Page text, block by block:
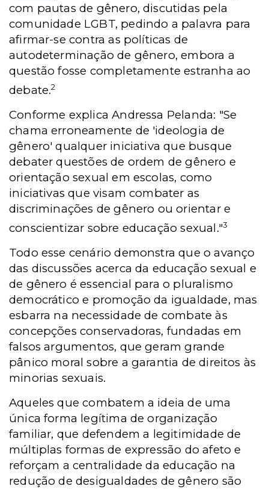
com pautas de gênero, discutidas pela
comunidade LGBT, pedindo a palavra para
afirmar-se contra as políticas de
autodeterminação de gênero, embora a
questão fosse completamente estranha ao
debate.2
Conforme explica Andressa Pelanda: "Se
chama erroneamente de 'ideologia de
gênero' qualquer iniciativa que busque
debater questões de ordem de gênero e
orientação sexual em escolas, como
iniciativas que visam combater as
discriminações de gênero ou orientar e
conscientizar sobre educação sexual."3
Todo esse cenário demonstra que o avanço
das discussões acerca da educação sexual e
de gênero é essencial para o pluralismo
democrático e promoção da igualdade, mas
esbarra na necessidade de combate às
concepções conservadoras, fundadas em
falsos argumentos, que geram grande
pânico moral sobre a garantia de direitos às
minorias sexuais.
Aqueles que combatem a ideia de uma
única forma legítima de organização
familiar, que defendem a legitimidade de
múltiplas formas de expressão do afeto e
reforçam a centralidade da educação na
redução de desigualdades de gênero são